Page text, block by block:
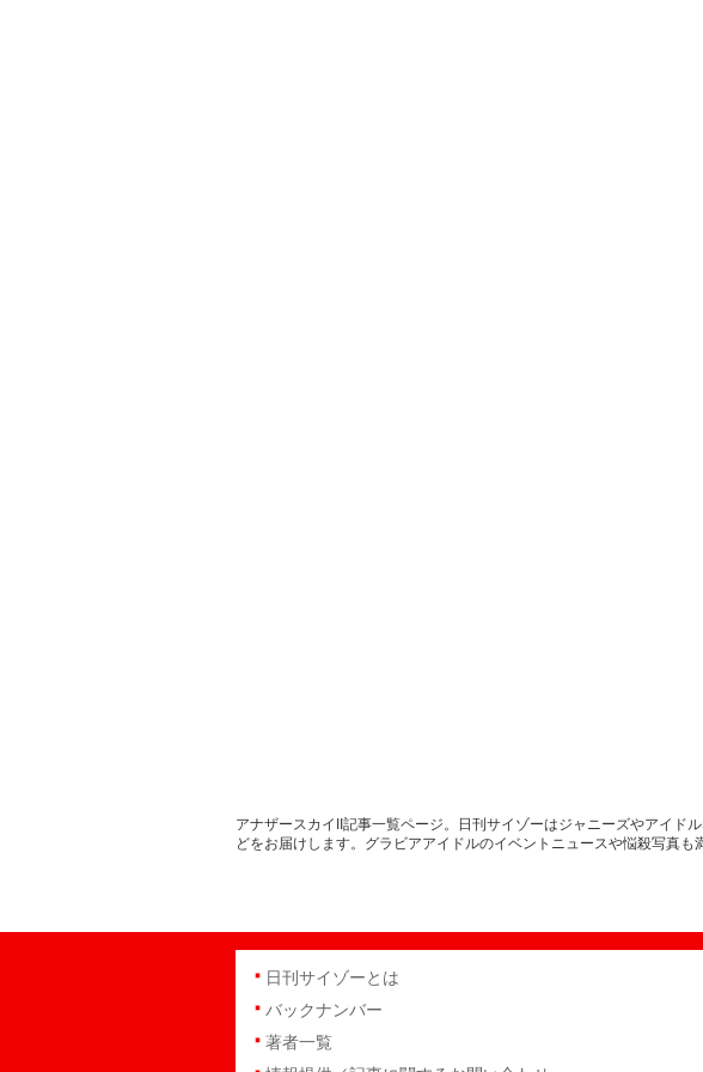
アナザースカイII記事一覧ページ。日刊サイゾーはジャニーズやアイド
どをお届けします。グラビアアイドルのイベントニュースや悩殺写真
日刊サイゾーとは
バックナンバー
著者一覧